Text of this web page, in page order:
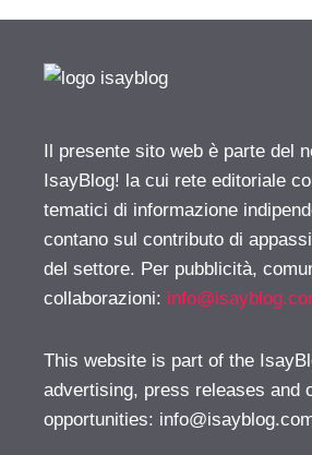
Il presente sito web è parte del
IsayBlog! la cui rete editoriale
tematici di informazione
contano sul contributo di
del settore. Per pubblicità,
collaborazioni:
This website is part of the
advertising, press releases and
opportunities: